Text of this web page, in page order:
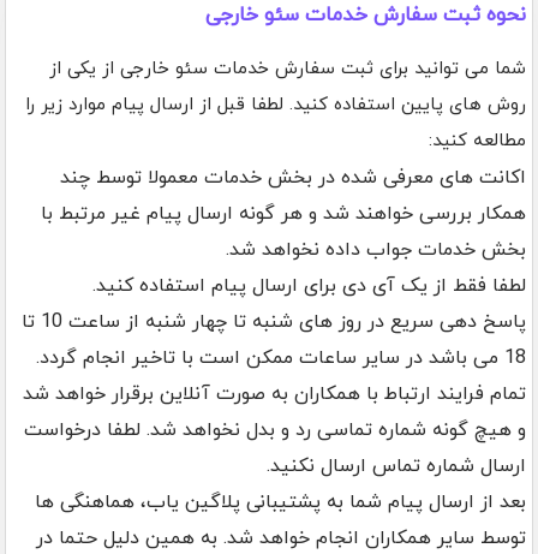
نحوه ثبت سفارش خدمات سئو خارجی
شما می توانید برای ثبت سفارش خدمات سئو خارجی از یکی از
روش های پایین استفاده کنید. لطفا قبل از ارسال پیام موارد زیر را
مطالعه کنید:
اکانت های معرفی شده در بخش خدمات معمولا توسط چند
همکار بررسی خواهند شد و هر گونه ارسال پیام غیر مرتبط با
بخش خدمات جواب داده نخواهد شد.
لطفا فقط از یک آی دی برای ارسال پیام استفاده کنید.
پاسخ دهی سریع در روز های شنبه تا چهار شنبه از ساعت 10 تا
18 می باشد در سایر ساعات ممکن است با تاخیر انجام گردد.
تمام فرایند ارتباط با همکاران به صورت آنلاین برقرار خواهد شد
و هیچ گونه شماره تماسی رد و بدل نخواهد شد. لطفا درخواست
ارسال شماره تماس ارسال نکنید.
بعد از ارسال پیام شما به پشتیبانی پلاگین یاب، هماهنگی ها
توسط سایر همکاران انجام خواهد شد. به همین دلیل حتما در